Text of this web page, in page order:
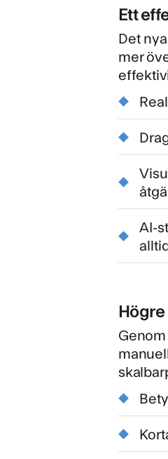
Ett
Det
mer
AI-